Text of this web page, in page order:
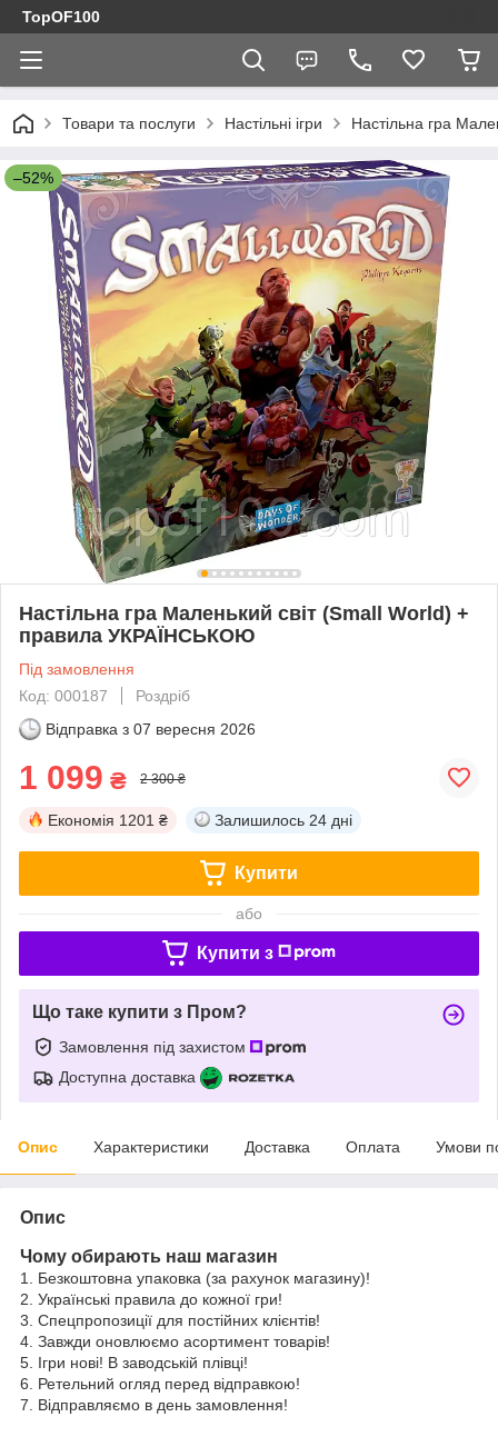
TopOF100
Товари та послуги Настільні ігри Настільна гра
–52%
Настільна гра Маленький світ (Small World) +
правила УКРАЇНСЬКОЮ
Під замовлення
Код: 000187
Роздріб
Відправка з 07 вересня 2026
1 099 ₴ 2 300 ₴
Економія 1201 ₴ Залишилось 24 дні
Купити
або
Купити з
Що таке купити з Пром?
Замовлення під захистом
Доступна доставка
Опис Характеристики Доставка Оплата Умови
Опис
Чому обирають наш магазин
1. Безкоштовна упаковка (за рахунок магазину)!
2. Українські правила до кожної гри!
3. Спецпропозиції для постійних клієнтів!
4. Завжди оновлюємо асортимент товарів!
5. Ігри нові! В заводській плівці!
6. Ретельний огляд перед відправкою!
7. Відправляємо в день замовлення!